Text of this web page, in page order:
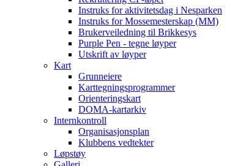
Instruks for aktivitetsdag i Nesparken
Instruks for Mossemesterskap (MM)
Brukerveiledning til Brikkesys
Purple Pen - tegne løyper
Utskrift av løyper
Kart
Grunneiere
Karttegningsprogrammer
Orienteringskart
DOMA-kartarkiv
Internkontroll
Organisasjonsplan
Klubbens vedtekter
Løpstøy